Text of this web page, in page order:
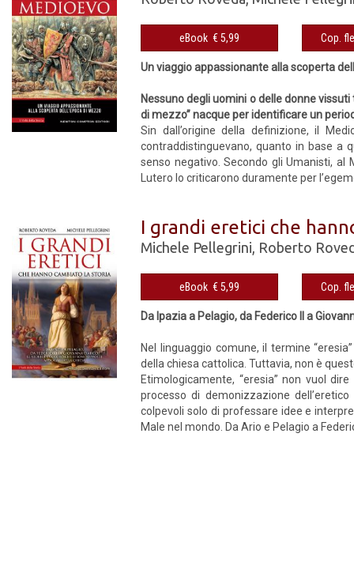
eBook € 5,99
Un viaggio appassionante alla scoperta
Nessuno degli uomini o delle donne
di mezzo” nacque per identificare un
Sin dall’origine della definizione, il
contraddistinguevano, quanto in base a
senso negativo. Secondo gli Umanisti,
Lutero lo criticarono duramente per
I grandi eretici che
Michele Pellegrini Roberto
eBook € 5,99
Da Ipazia a Pelagio, da Federico II a
Nel linguaggio comune, il termine
della chiesa cattolica. Tuttavia, non è
Etimologicamente, “eresia” non vuol
processo di demonizzazione
colpevoli solo di professare idee e
Male nel mondo. Da Ario e Pelagio a